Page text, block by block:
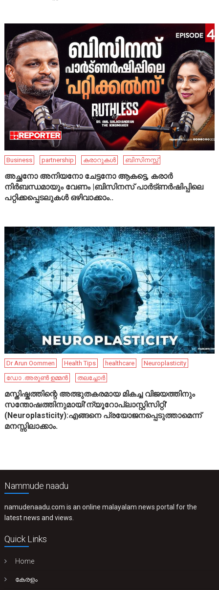
Business partnership കരാറുകൾ ബിസിനസ്സ്
അച്ഛനോ അനിയനോ ചേട്ടനോ ആകട്ടെ, കരാർ
നിർബന്ധമായും വേണം |ബിസിനസ് പാർട്ണർഷിപ്പിലെ
പറ്റിക്കപ്പെടലുകൾ ഒഴിവാക്കാം..
Dr Arun Oommen Health Tips healthcare
Neuroplasticity
ഡോ .അരുൺ ഉമ്മൻ
തലച്ചോർ
മസ്തിഷ്കത്തിന്റെ അത്ഭുതകരമായ മികച്ച വിജയത്തിനും
സന്തോഷത്തിനുമായി’ന്യൂറോപ്ലാസ്റ്റിസിറ്റി’
(Neuroplasticity):എങ്ങനെ പ്രയോജനപ്പെടുത്താമെന്ന്
മനസ്സിലാക്കാം.
Nammude naadu
namudenaadu.com is an online malayalam news portal for the
latest news and views.
Quick Links
Home
കേരളം